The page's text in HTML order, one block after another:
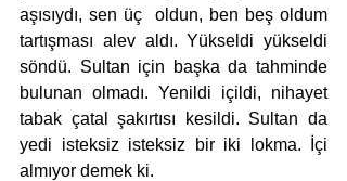
aşısıydı, sen üç  oldun, ben beş oldum
tartışması alev aldı. Yükseldi yükseldi
söndü. Sultan için başka da tahminde
bulunan olmadı. Yenildi içildi, nihayet
tabak çatal şakırtısı kesildi. Sultan da
yedi isteksiz isteksiz bir iki lokma. İçi
almıyor demek ki.